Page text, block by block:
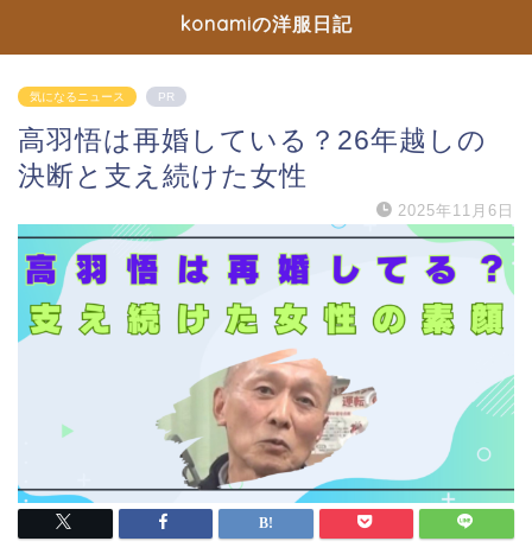
konamiの洋服日記
気になるニュース PR
高羽悟は再婚している？26年越しの
決断と支え続けた女性
2025年11月6日